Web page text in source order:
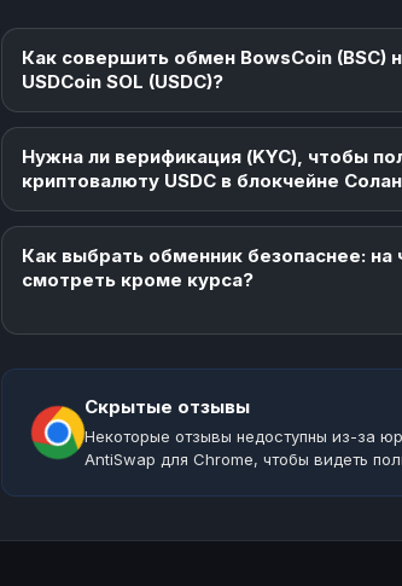
Как совершить обмен BowsCoin (BSC)
USDCoin SOL (USDC)?
Нужна ли верификация (KYC), чтобы
криптовалюту USDC в блокчейне
Как выбрать обменник безопаснее: на
смотреть кроме курса?
Скрытые отзывы
Некоторые отзывы недоступны из-за
AntiSwap для Chrome, чтобы видеть